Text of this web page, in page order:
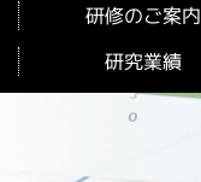
研修のご案内
研究業績